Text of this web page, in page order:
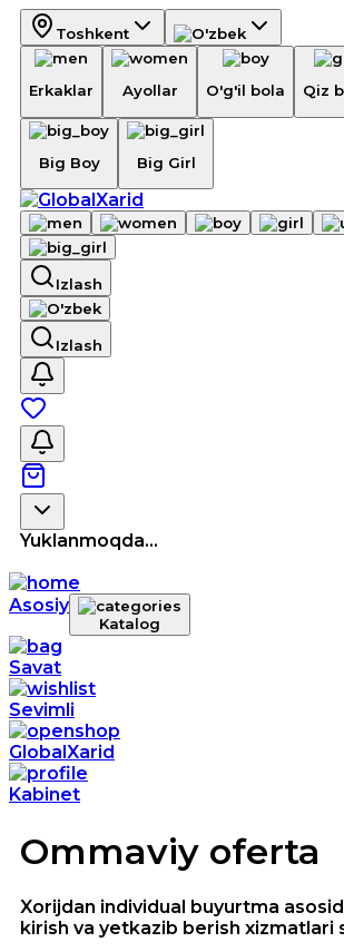
Toshkent
Erkaklar Ayollar O'g'il bola Qiz
Big Boy Big Girl
Izlash
Izlash
Yuklanmoqda...
Asosiy
Katalog
Savat
Sevimli
GlobalXarid
Kabinet
Ommaviy oferta
Xorijdan individual buyurtma
kirish va yetkazib berish xizmatlari